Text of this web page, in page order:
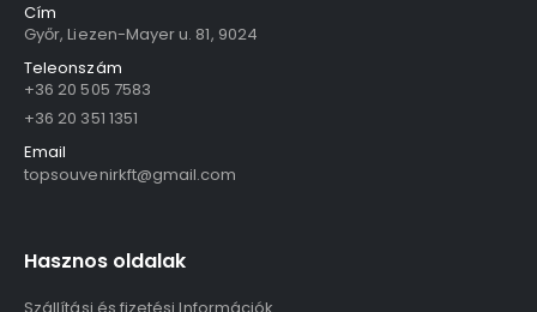
Cím
Győr, Liezen-Mayer u. 81, 9024
Teleonszám
+36 20 505 7583
+36 20 351 1351
Email
topsouvenirkft@gmail.com
Hasznos oldalak